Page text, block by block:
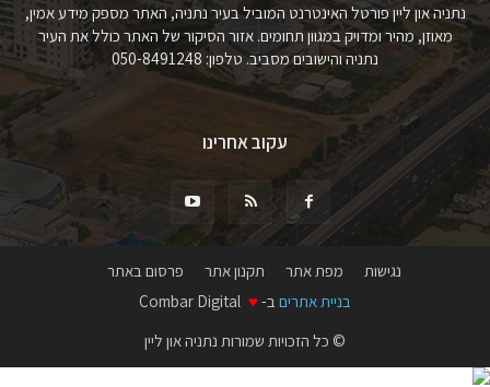
נתניה און ליין פורטל האינטרנט המוביל בעיר נתניה, האתר מספק מידע אמין,
מאוזן, מהיר ומדויק במגוון תחומים. אזור הסיקור של האתר כולל את העיר
נתניה והישובים מסביב. טלפון: 050-8491248
עקוב אחרינו
נגישות מפת אתר תקנון אתר
פרסום באתר
בניית אתרים ב- ♥
© כל הזכויות שמורות נתניה און ליין